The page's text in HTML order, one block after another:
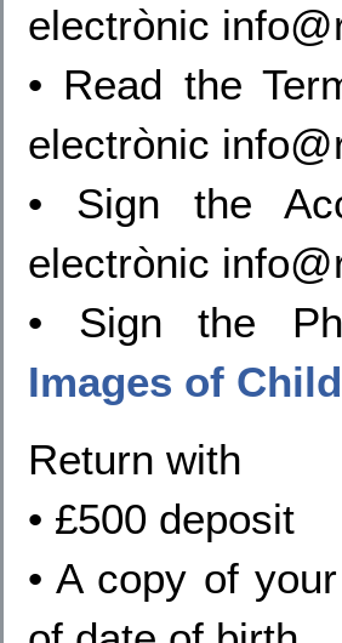
electrònic
• Read the
electrònic
• Sign the
electrònic
• Sign the
Images of
Return with
• £500 deposit
• A copy of